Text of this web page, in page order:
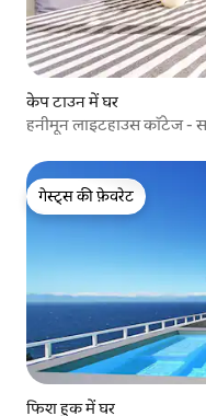
केप टाउन में घर
हनीमून लाइटहाउस कॉटेज -
गेस्ट्स की फ़ेवरेट
गेस्ट्स की फ़ेवरेट
फिश हुक में घर